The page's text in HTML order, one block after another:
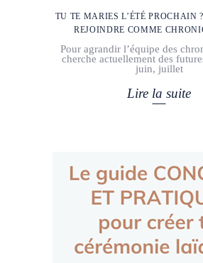
TU TE MARIES L’ÉTÉ PROCHAIN
REJOINDRE COMME
Pour agrandir l’équipe des
cherche actuellement des
juin, juillet
Lire la suite